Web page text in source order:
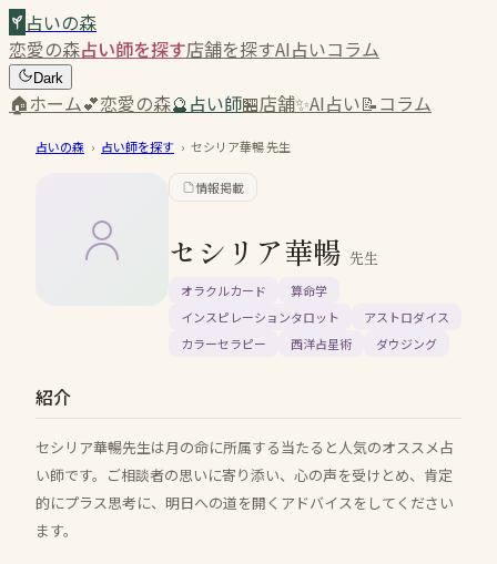
占いの森
恋愛の森占い師を探す店舗を探すAI占いコラム
Dark
🏠ホーム💕恋愛の森🔮占い師🏪店舗✨AI占い📝コラム
占いの森 › 占い師を探す › セシリア華暢先生
情報掲載
セシリア華暢 先生
オラクルカード
算命学
インスピレーションタロット
アストロダイス
カラーセラピー
西洋占星術 ダウジング
紹介
セシリア華暢先生は月の命に所属する当たると人気のオススメ占
い師です。ご相談者の思いに寄り添い、心の声を受けとめ、肯定
的にプラス思考に、明日への道を開くアドバイスをしてください
ます。